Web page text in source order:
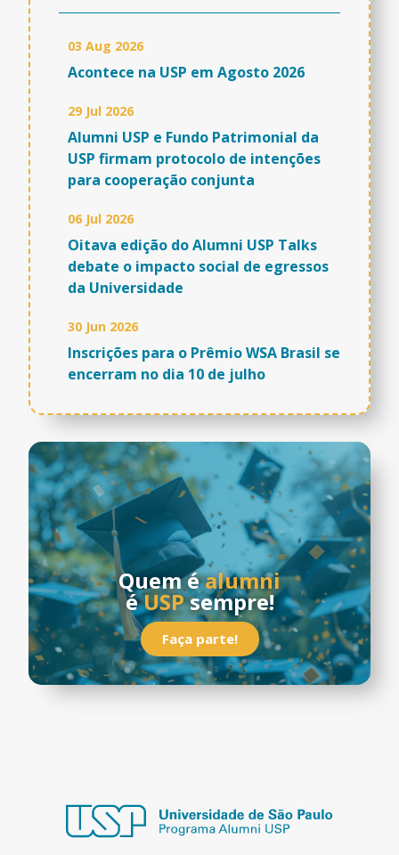
03 Aug 2026
Acontece na USP em Agosto 2026
29 Jul 2026
Alumni USP e Fundo Patrimonial da
USP firmam protocolo de intenções
para cooperação conjunta
06 Jul 2026
Oitava edição do Alumni USP Talks
debate o impacto social de egressos
da Universidade
30 Jun 2026
Inscrições para o Prêmio WSA Brasil se
encerram no dia 10 de julho
Quem éalumni
éUSPsempre!
Faça parte!